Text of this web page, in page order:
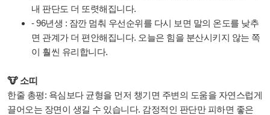
내 판단도 더 또렷해집니다.
- 96년생 : 잠깐 멈춰 우선순위를 다시 보면 말의 온도를 낮추
면 관계가 더 편안해집니다. 오늘은 힘을 분산시키지 않는 쪽
이 훨씬 유리합니다.
🐮 소띠
한줄 총평: 욕심보다 균형을 먼저 챙기면 주변의 도움을 자연스럽게
끌어오는 장면이 생길 수 있습니다. 감정적인 판단만 피하면 좋은